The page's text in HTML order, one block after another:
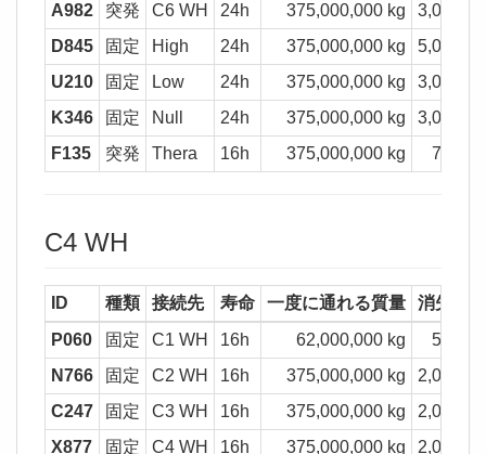
A982
突発 C6 WH 24h 375,000,000 kg
D845
固定 High 24h 375,000,000 kg
U210
固定 Low 24h 375,000,000 kg
K346
固定 Null 24h 375,000,000 kg
F135
突発 Thera 16h 375,000,000 kg
C4 WH
ID 種類 接続先 寿命 一度に通れる質量
消失質量
P060
固定 C1 WH 16h 62,000,000 kg
N766
固定 C2 WH 16h 375,000,000 kg
C247
固定 C3 WH 16h 375,000,000 kg
X877
固定 C4 WH 16h 375,000,000 kg